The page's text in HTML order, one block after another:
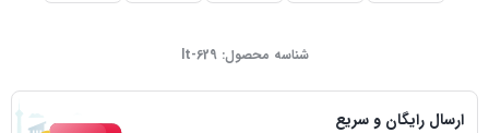
شناسه محصول:lt-629
ارسال رایگان و سریع